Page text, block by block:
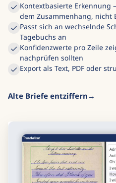
Kontextbasierte Erkennung
dem Zusammenhang, nicht
Passt sich an wechselnde
Tagebuchs an
Konfidenzwerte pro Zeile
nachprüfen sollten
Export als Text, PDF oder
Alte Briefe entziffern